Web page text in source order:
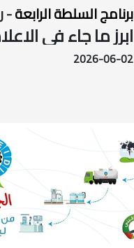
برنامج السلطة الرابعة-
ابرز ما جاء في الاعلام
2026-06-02